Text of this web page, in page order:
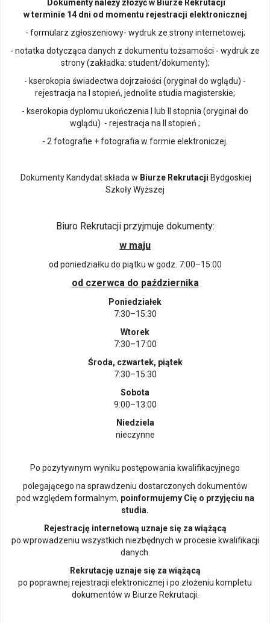
Dokumenty należy złożyć w Biurze Rekrutacji
w terminie 14 dni od momentu rejestracji elektronicznej
- formularz zgłoszeniowy- wydruk ze strony internetowej;
- notatka dotycząca danych z dokumentu tożsamości - wydruk ze
strony (zakładka: student/dokumenty);
- kserokopia świadectwa dojrzałości (oryginał do wglądu) -
rejestracja na I stopień, jednolite studia magisterskie;
- kserokopia dyplomu ukończenia I lub II stopnia (oryginał do
wglądu) - rejestracja na II stopień ;
- 2 fotografie + fotografia w formie elektroniczej.
Dokumenty Kandydat składa w Biurze Rekrutacji Bydgoskiej
Szkoły Wyższej
Biuro Rekrutacji przyjmuje dokumenty:
w maju
od poniedziałku do piątku w godz. 7:00–15:00
od czerwca do października
Poniedziałek
7:30–15:30
Wtorek
7:30–17:00
Środa, czwartek, piątek
7:30–15:30
Sobota
9:00–13:00
Niedziela
nieczynne
Po pozytywnym wyniku postępowania kwalifikacyjnego
polegającego na sprawdzeniu dostarczonych dokumentów
pod względem formalnym, poinformujemy Cię o przyjęciu na
studia.
Rejestrację internetową uznaje się za wiążącą
po wprowadzeniu wszystkich niezbędnych w procesie kwalifikacji
danych.
Rekrutację uznaje się za wiążącą
po poprawnej rejestracji elektronicznej i po złożeniu kompletu
dokumentów w Biurze Rekrutacji.